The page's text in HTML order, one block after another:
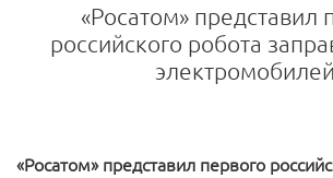
«Росатом» представил
российского робота
электромобилей
«Росатом» представил первого